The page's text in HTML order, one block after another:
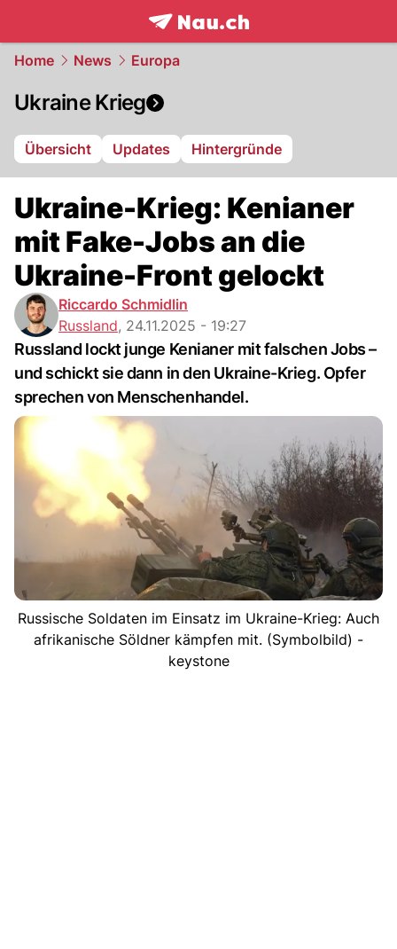
frontpage.NAU.ch
Home News Europa
Ukraine Krieg
Übersicht Updates Hintergründe
Ukraine-Krieg: Kenianer
mit Fake-Jobs an die
Ukraine-Front gelockt
Riccardo Schmidlin
Russland, 24.11.2025 - 19:27
Russland lockt junge Kenianer mit falschen Jobs –
und schickt sie dann in den Ukraine-Krieg. Opfer
sprechen von Menschenhandel.
Russische Soldaten im Einsatz im Ukraine-Krieg: Auch
afrikanische Söldner kämpfen mit. (Symbolbild) -
keystone